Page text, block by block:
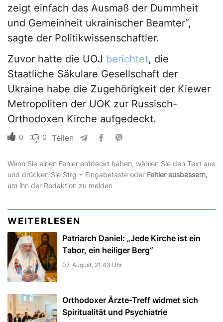
zeigt einfach das Ausmaß der Dummheit
und Gemeinheit ukrainischer Beamter“,
sagte der Politikwissenschaftler.
Zuvor hatte die UOJ berichtet, die
Staatliche Säkulare Gesellschaft der
Ukraine habe die Zugehörigkeit der Kiewer
Metropoliten der UOK zur Russisch-
Orthodoxen Kirche aufgedeckt.
0 0 Teilen
Wenn Sie einen Fehler entdeckt haben, wählen Sie den Text aus
und drücken Sie Strg + Eingabetaste oder Fehler ausbessern,
um ihn der Redaktion zu melden
WEITERLESEN
Patriarch Daniel: „Jede Kirche ist ein
Tabor, ein heiliger Berg“
07. August, 21:43 Uhr
Orthodoxer Ärzte-Treff widmet sich
Spiritualität und Psychiatrie